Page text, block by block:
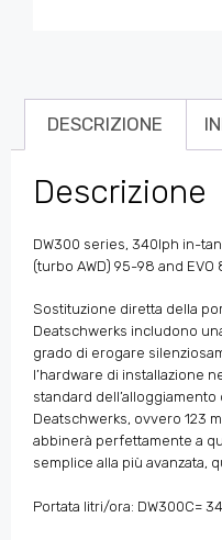
DESCRIZIONE
Descrizione
DW300 series, 340lph in-
(turbo AWD) 95-98 and
Sostituzione diretta della
Deatschwerks includono
grado di erogare
l’hardware di installazione
standard
Deatschwerks, ovvero 123
abbinerà perfettamente a
semplice alla più avanzata,
Portata litri/ora: DW300C=